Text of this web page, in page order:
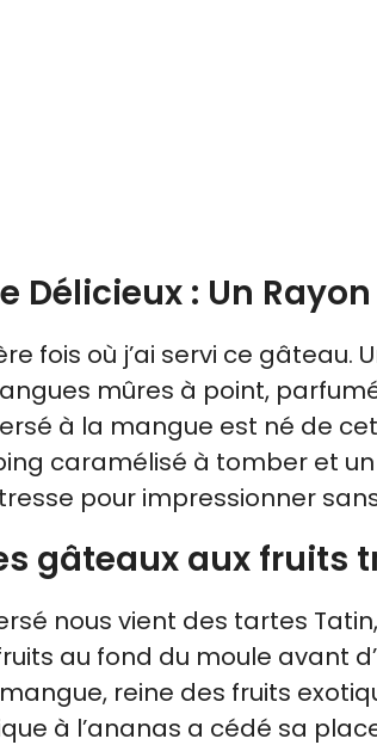
Délicieux : Un
fois où j’ai servi ce gâteau.
mûres à point,
à la mangue est né de
caramélisé à tomber et
pour impressionner
gâteaux aux fruits
nous vient des tartes Tatin,
au fond du moule avant
reine des fruits
à l’ananas a cédé sa